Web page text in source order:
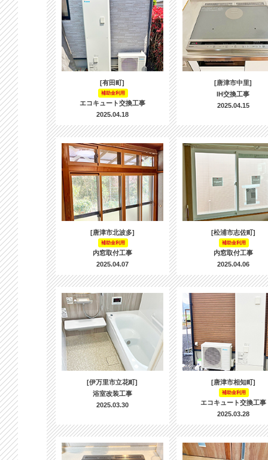
[有田町]
補助金利用
エコキュート交換工事
2025.04.18
[唐津市中里]
IH交換工事
2025.04.15
[唐津市北波多]
補助金利用
内窓取付工事
2025.04.07
[松浦市志佐町]
補助金利用
内窓取付工事
2025.04.06
[伊万里市立花町]
浴室改装工事
2025.03.30
[唐津市相知町]
補助金利用
エコキュート交換工事
2025.03.28